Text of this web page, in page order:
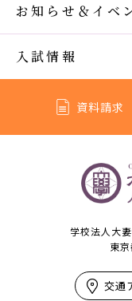
お知らせ＆イベ
入試情報
資料請求
学校法人大
東
交通